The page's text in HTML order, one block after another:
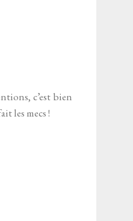
c’est bien
les mecs !